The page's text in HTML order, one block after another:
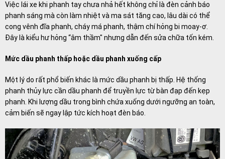
Việc lái xe khi phanh tay chưa nhả hết không chỉ là đèn cảnh báo
phanh sáng mà còn làm nhiệt và ma sát tăng cao, lâu dài có thể
cong vênh đĩa phanh, cháy má phanh, thậm chí hỏng bi moay-ơ.
Đây là kiểu hư hỏng “âm thầm" nhưng dẫn đến sửa chữa tốn kém.
Mức dầu phanh thấp hoặc dầu phanh xuống cấp
Một lý do rất phổ biến khác là mức dầu phanh bị thấp. Hệ thống
phanh thủy lực cần dầu phanh để truyền lực từ bàn đạp đến kẹp
phanh. Khi lượng dầu trong bình chứa xuống dưới ngưỡng an toàn,
cảm biến sẽ ngay lập tức kích hoạt đèn báo.